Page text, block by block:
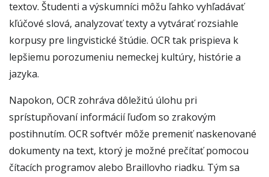
textov. Študenti a výskumníci môžu ľahko vyhľadávať
kľúčové slová, analyzovať texty a vytvárať rozsiahle
korpusy pre lingvistické štúdie. OCR tak prispieva k
lepšiemu porozumeniu nemeckej kultúry, histórie a
jazyka.
Napokon, OCR zohráva dôležitú úlohu pri
sprístupňovaní informácií ľuďom so zrakovým
postihnutím. OCR softvér môže premeniť naskenované
dokumenty na text, ktorý je možné prečítať pomocou
čítacích programov alebo Braillovho riadku. Tým sa